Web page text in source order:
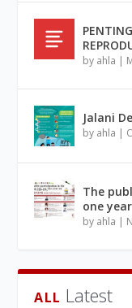
by ahla |
Jalani
by ahla |
The
one
by ahla |
ALL Latest